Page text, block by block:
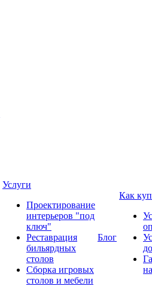
Услуги
Проектирование
интерьеров "под
ключ"
Реставрация
бильярдных
столов
Сборка игровых
столов и мебели
Блог
Как